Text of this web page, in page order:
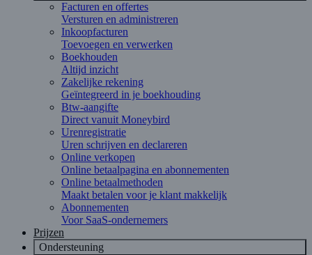
Facturen en offertes
Versturen en administreren
Inkoopfacturen
Toevoegen en verwerken
Boekhouden
Altijd inzicht
Zakelijke rekening
Geïntegreerd in je boekhouding
Btw-aangifte
Direct vanuit Moneybird
Urenregistratie
Uren schrijven en declareren
Online verkopen
Online betaalpagina en abonnementen
Online betaalmethoden
Maakt betalen voor je klant makkelijk
Abonnementen
Voor SaaS-ondernemers
Prijzen
Ondersteuning